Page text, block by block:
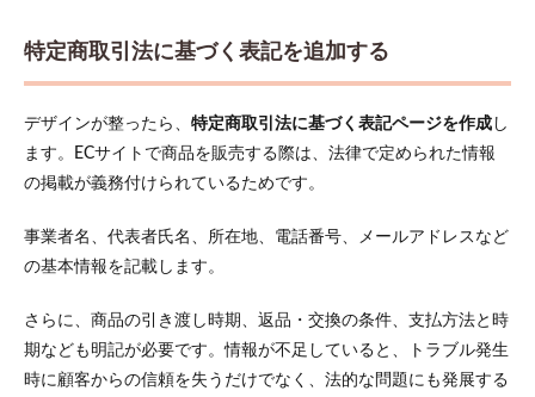
特定商取引法に基づく表記を追加する
デザインが整ったら、 特定商取引法に基づく表記ページを作成 し
ます。ECサイトで商品を販売する際は、法律で定められた情報
の掲載が義務付けられているためです。
事業者名、代表者氏名、所在地、電話番号、メールアドレスなど
の基本情報を記載します。
さらに、商品の引き渡し時期、返品・交換の条件、支払方法と時
期なども明記が必要です。情報が不足していると、トラブル発生
時に顧客からの信頼を失うだけでなく、法的な問題にも発展する